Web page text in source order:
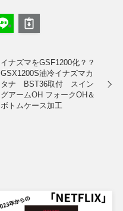
イナズマをGSF1200化？？
GSX1200S油冷イナズマカ
タナ BST36取付 スイン
グアームOH フォークOH＆
ボトムケース加工